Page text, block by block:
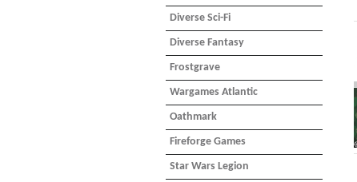
Diverse Sci-Fi
Diverse Fantasy
Frostgrave
Wargames Atlantic
Oathmark
Fireforge Games
Star Wars Legion